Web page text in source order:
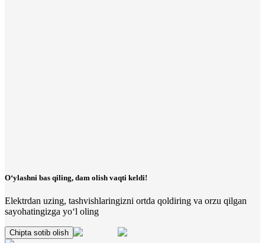
O‘ylashni bas qiling, dam olish vaqti keldi!
Elektrdan uzing, tashvishlaringizni ortda qoldiring va orzu qilgan
sayohatingizga yo‘l oling
Chipta sotib olish